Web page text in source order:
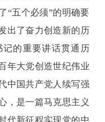
“五个必须”的明确要
出了奋力创造新的历
的重要讲话贯通历
年大党创造世纪伟业
中国共产党人续写强
，是一篇马克思主义
代新征程实现党的中